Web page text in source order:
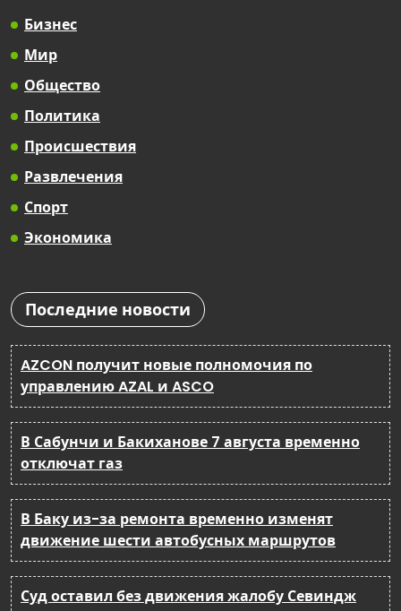
Бизнес
Мир
Общество
Политика
Происшествия
Развлечения
Спорт
Экономика
Последние новости
AZCON получит новые полномочия по
управлению AZAL и ASCO
В Сабунчи и Бакиханове 7 августа временно
отключат газ
В Баку из-за ремонта временно изменят
движение шести автобусных маршрутов
Суд оставил без движения жалобу Севиндж